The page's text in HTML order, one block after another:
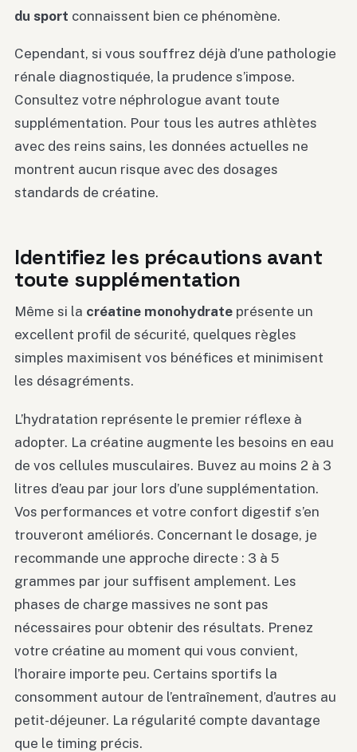
du sport connaissent bien ce phénomène.
Cependant, si vous souffrez déjà d’une pathologie
rénale diagnostiquée, la prudence s’impose.
Consultez votre néphrologue avant toute
supplémentation. Pour tous les autres athlètes
avec des reins sains, les données actuelles ne
montrent aucun risque avec des dosages
standards de créatine.
Identifiez les précautions avant
toute supplémentation
Même si la créatine monohydrate présente un
excellent profil de sécurité, quelques règles
simples maximisent vos bénéfices et minimisent
les désagréments.
L’hydratation représente le premier réflexe à
adopter. La créatine augmente les besoins en eau
de vos cellules musculaires. Buvez au moins 2 à 3
litres d’eau par jour lors d’une supplémentation.
Vos performances et votre confort digestif s’en
trouveront améliorés. Concernant le dosage, je
recommande une approche directe : 3 à 5
grammes par jour suffisent amplement. Les
phases de charge massives ne sont pas
nécessaires pour obtenir des résultats. Prenez
votre créatine au moment qui vous convient,
l’horaire importe peu. Certains sportifs la
consomment autour de l’entraînement, d’autres au
petit-déjeuner. La régularité compte davantage
que le timing précis.